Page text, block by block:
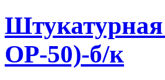
ОР-50)-б/к